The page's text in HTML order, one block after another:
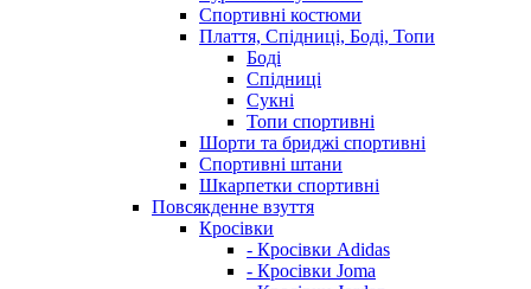
Спортивні костюми
Плаття, Спідниці, Боді, Топи
Боді
Спідниці
Сукні
Топи спортивні
Шорти та бриджі спортивні
Спортивні штани
Шкарпетки спортивні
Повсякденне взуття
Кросівки
- Кросівки Adidas
- Кросівки Joma